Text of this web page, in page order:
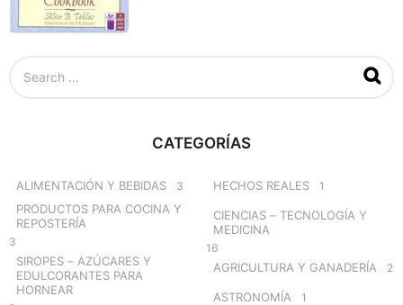
CATEGORÍAS
ALIMENTACIÓN Y BEBIDAS 3
PRODUCTOS PARA COCINA Y
REPOSTERÍA
3
SIROPES – AZÚCARES Y
EDULCORANTES PARA
HORNEAR
HECHOS REALES 1
CIENCIAS – TECNOLOGÍA Y
MEDICINA
16
AGRICULTURA Y GANADERÍA 2
ASTRONOMÍA 1